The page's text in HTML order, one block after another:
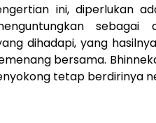
ini, diperlukan
dihadapi, yang
bersama.
tetap berdirinya